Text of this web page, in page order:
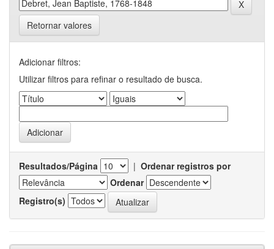
Retornar valores
Adicionar filtros:
Utilizar filtros para refinar o resultado de busca.
Resultados/Página | Ordenar registros por
Ordenar
Registro(s)